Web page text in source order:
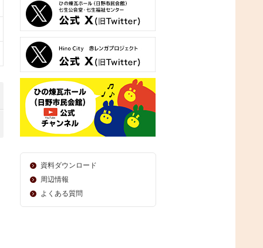
資料ダウンロード
周辺情報
よくある質問